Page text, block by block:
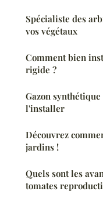
Spécialiste des
vos végétaux
Comment bien
rigide ?
Gazon
l'installer
Découvrez
jardins !
Quels sont les
tomates